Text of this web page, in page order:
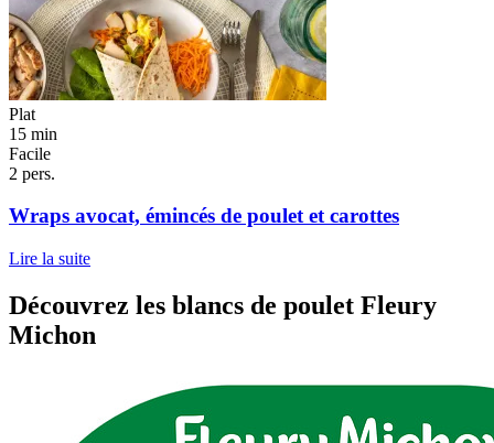
Plat
15 min
Facile
2 pers.
Wraps avocat, émincés de poulet et carottes
Lire la suite
Découvrez les blancs de poulet Fleury
Michon